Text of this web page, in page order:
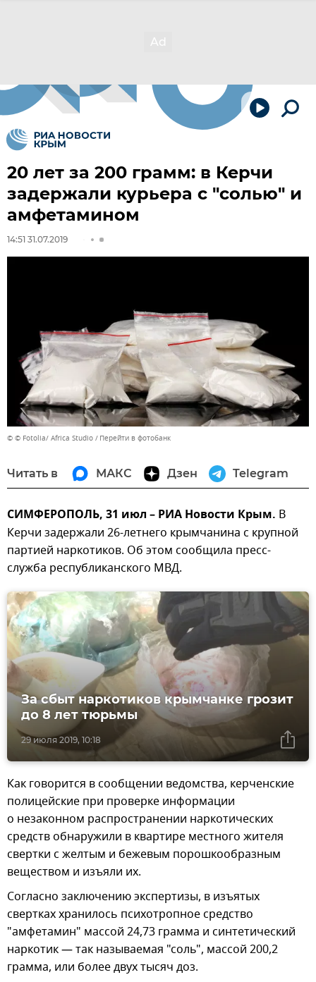
20 лет за 200 грамм: в Керчи
задержали курьера с "солью" и
амфетамином
14:51 31.07.2019
© © Fotolia/ Africa Studio Перейти в фотобанк
Читать в МАКС Дзен Telegram
СИМФЕРОПОЛЬ, 31 июл – РИА Новости Крым. В
Керчи задержали 26-летнего крымчанина с крупной
партией наркотиков. Об этом сообщила пресс-
служба республиканского МВД.
29 июля 2019, 10:18
За сбыт наркотиков крымчанке грозит
до 8 лет тюрьмы
Как говорится в сообщении ведомства, керченские
полицейские при проверке информации
о незаконном распространении наркотических
средств обнаружили в квартире местного жителя
свертки с желтым и бежевым порошкообразным
веществом и изъяли их.
Согласно заключению экспертизы, в изъятых
свертках хранилось психотропное средство
"амфетамин" массой 24,73 грамма и синтетический
наркотик — так называемая "соль", массой 200,2
грамма, или более двух тысяч доз.